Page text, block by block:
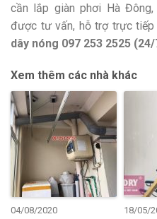
cần lắp giàn phơi Hà
được tư vấn, hỗ trợ trực
dây nóng 097 253 2525
Xem thêm các nhà khác
04/08/2020
18/05/